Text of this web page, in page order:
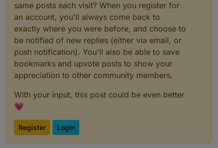
same posts each visit? When you register for
an account, you'll always come back to
exactly where you were before, and choose to
be notified of new replies (either via email, or
push notification). You'll also be able to save
bookmarks and upvote posts to show your
appreciation to other community members.
With your input, this post could be even better
💗
Register Login